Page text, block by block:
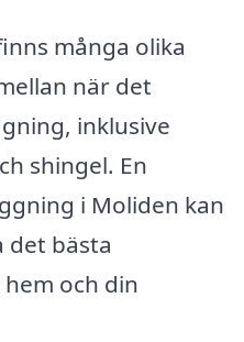
många olika
när det
inklusive
shingel. En
i Moliden kan
det bästa
och din